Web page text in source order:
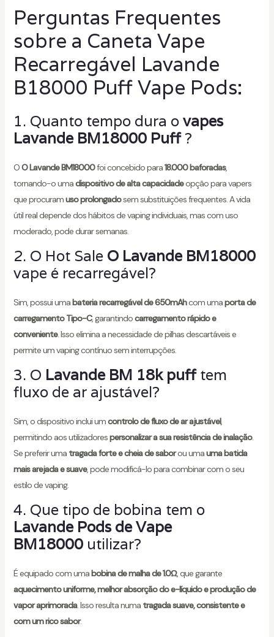
Perguntas Frequentes
sobre a Caneta Vape
Recarregável Lavande
B18000 Puff Vape Pods:
1. Quanto tempo dura ovapes
Lavande BM18000 Puff?
OO Lavande BM18000foi concebido para18.000 baforadas,
tornando-o umadispositivo de alta capacidadeopção para vapers
que procuramuso prolongadosem substituições frequentes. A vida
útil real depende dos hábitos de vaping individuais, mas com uso
moderado, pode durar semanas.
2. O Hot Sale O Lavande BM18000
vape é recarregável?
Sim, possui umabateria recarregável de 650mAhcom umaporta de
carregamento Tipo-C, garantindocarregamento rápido e
conveniente. Isso elimina a necessidade de pilhas descartáveis e
permite um vaping contínuo sem interrupções.
3. O Lavande BM 18k pufftem
fluxo de ar ajustável?
Sim, o dispositivo inclui umcontrolo de fluxo de ar ajustável,
permitindo aos utilizadorespersonalizar a sua resistência de inalação.
Se preferir uma tragada forte e cheia de saborou umauma batida
mais arejada e suave, pode modificá-lo para combinar com o seu
estilo de vaping.
4. Que tipo de bobina tem o
Lavande Pods de Vape
BM18000utilizar?
É equipado com umabobina de malha de 1.0Ω, que garante
aquecimento uniforme, melhor absorção do e-líquido e produção de
vapor aprimorada. Isso resulta numa tragada suave, consistente e
com um rico sabor.